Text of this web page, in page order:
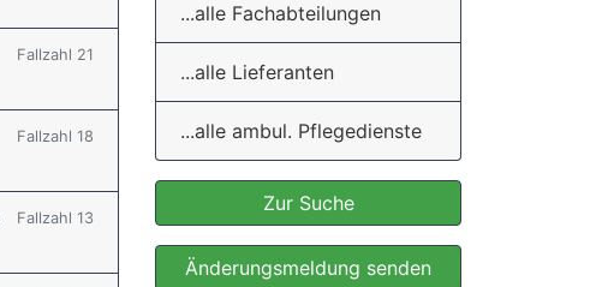
Fallzahl 21
Fallzahl 18
Fallzahl 13
...alle Fachabteilungen
...alle Lieferanten
...alle ambul. Pflegedienste
Zur Suche
Änderungsmeldung senden